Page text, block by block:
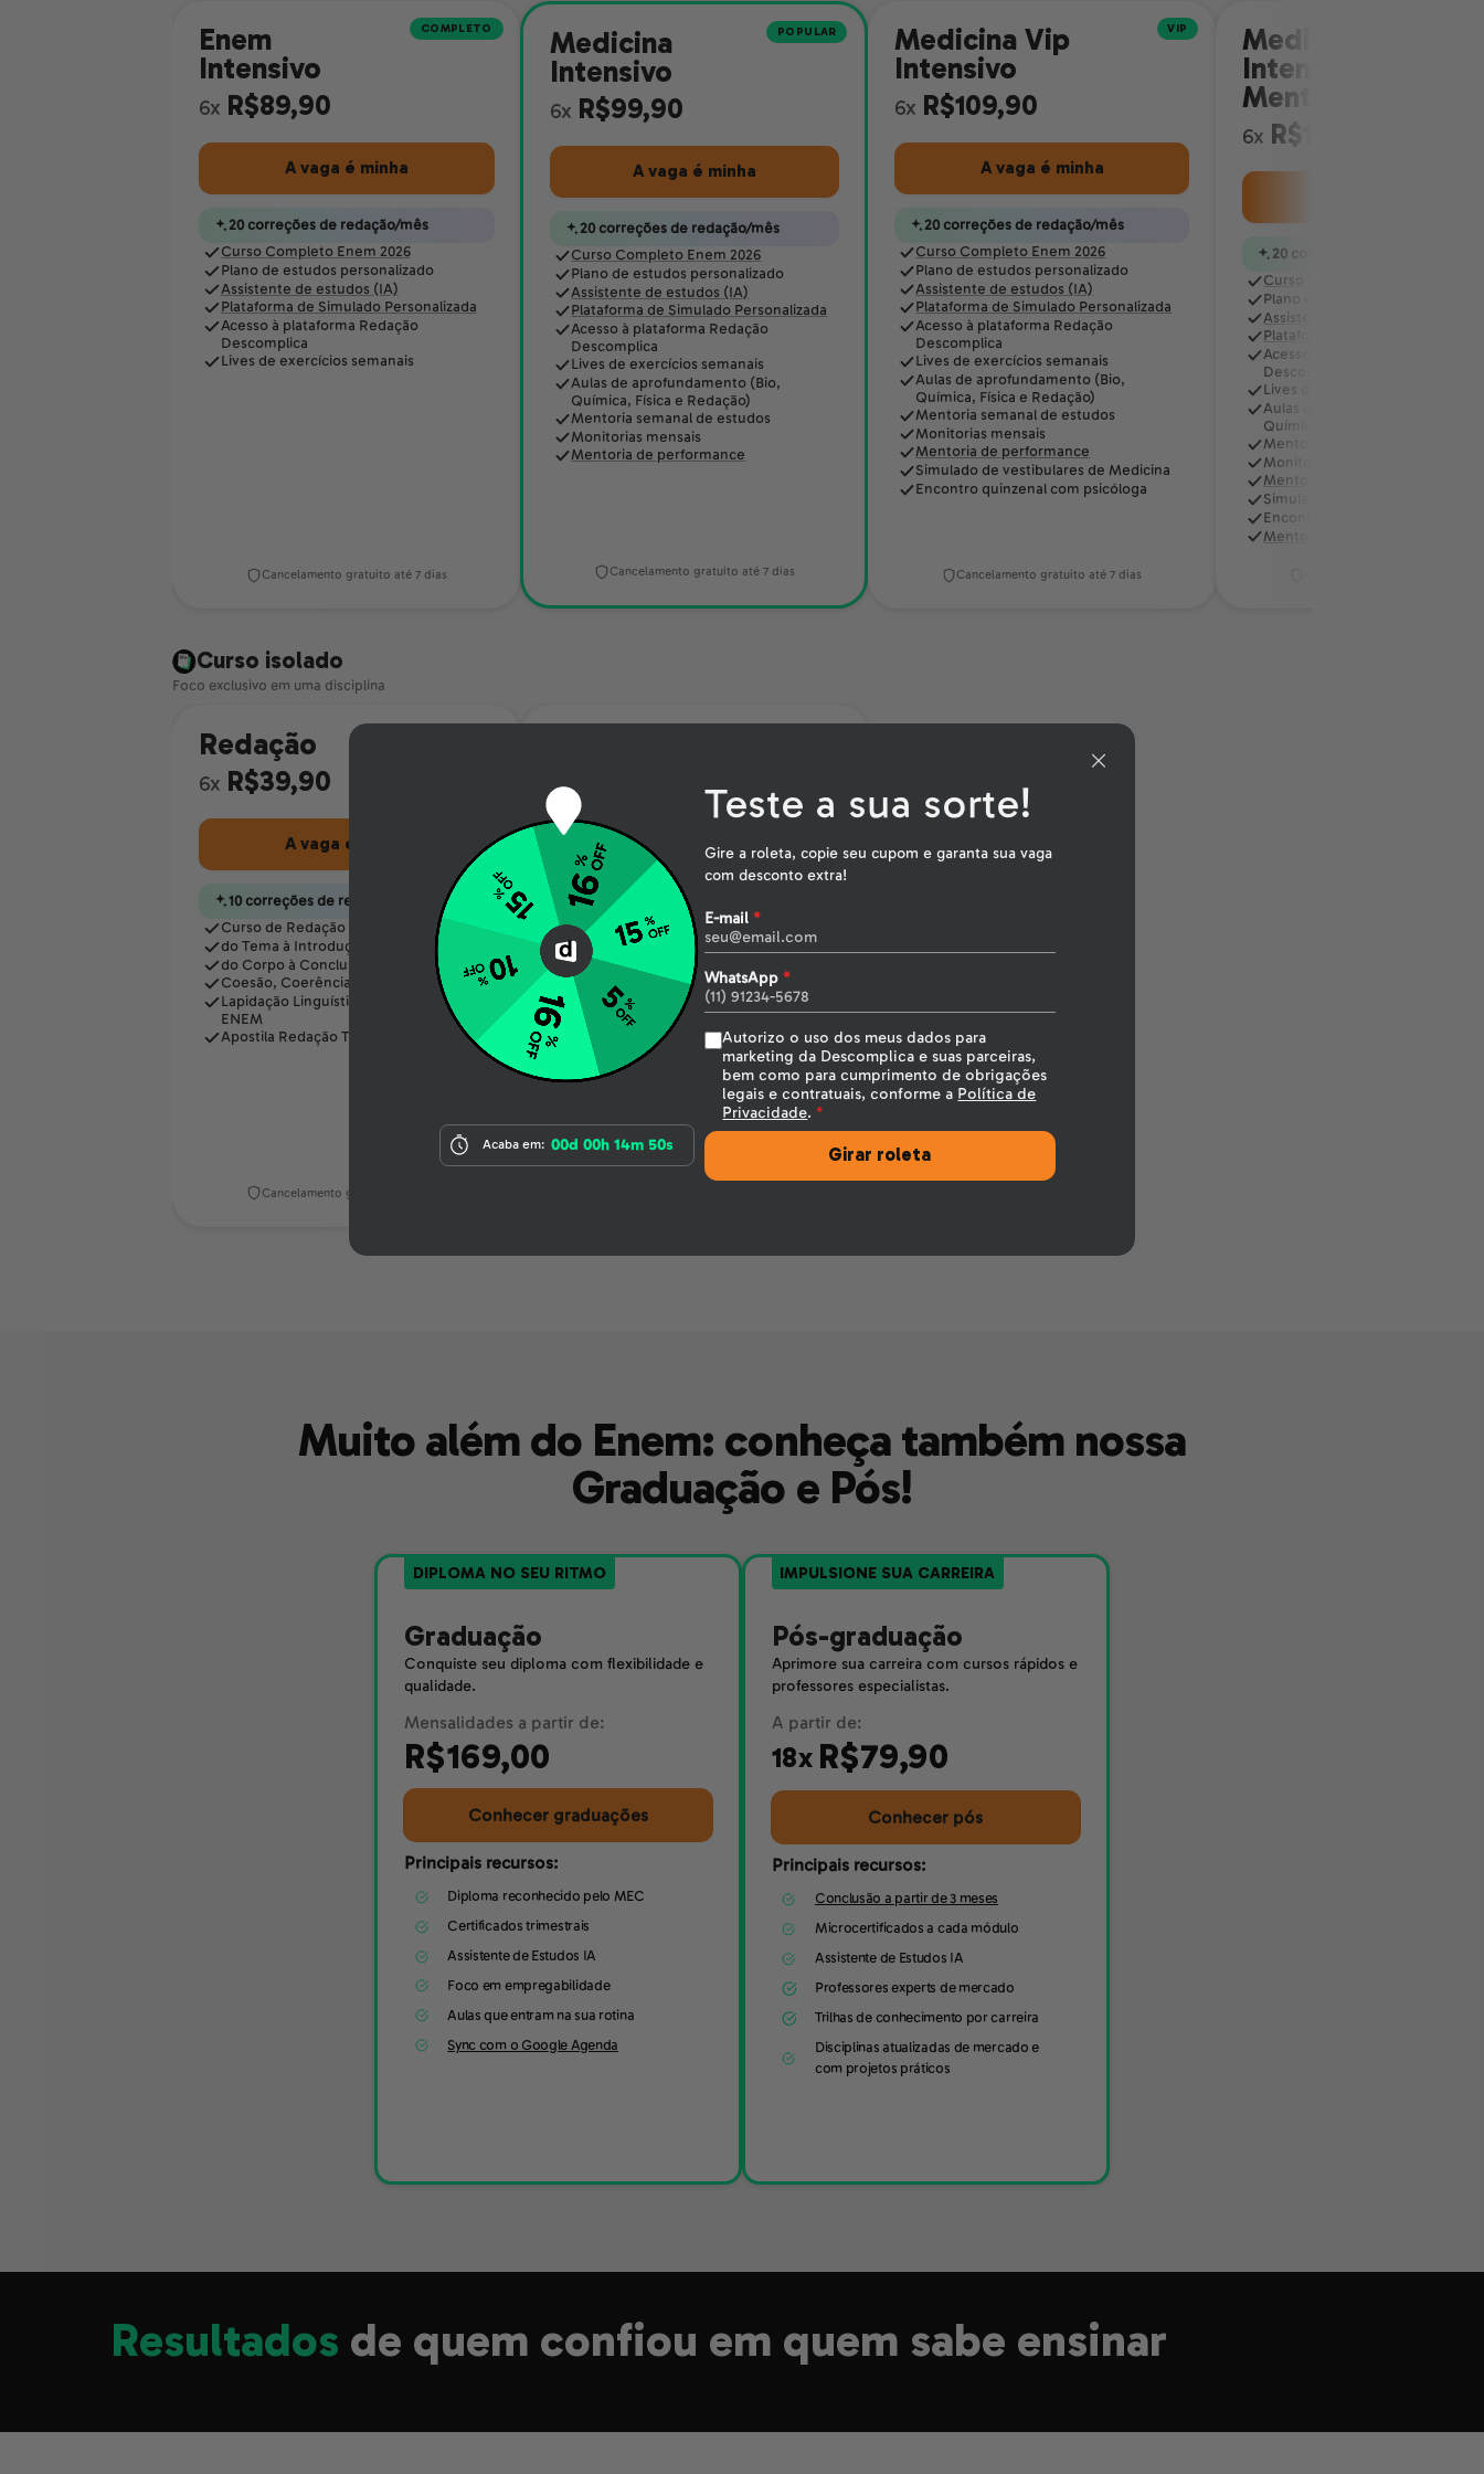
Acaba em: 00d 00h 14m 48s
Teste a sua sorte!
Gire a roleta, copie seu cupom e garanta sua vaga
com desconto extra!
E-mail *
WhatsApp *
Autorizo o uso dos meus dados para
marketing da Descomplica e suas parceiras,
bem como para cumprimento de obrigações
legais e contratuais, conforme a Política de
Privacidade. *
Girar roleta
COMPLETO
Enem
Intensivo
6x R$89,90
A vaga é minha
20 correções de redação/mês
Curso Completo Enem 2026
Plano de estudos personalizado
Assistente de estudos (IA)
Plataforma de Simulado Personalizada
Acesso à plataforma Redação
Descomplica
Lives de exercícios semanais
Cancelamento gratuito até 7 dias
POPULAR
Medicina
Intensivo
6x R$99,90
A vaga é minha
20 correções de redação/mês
Curso Completo Enem 2026
Plano de estudos personalizado
Assistente de estudos (IA)
Plataforma de Simulado Personalizada
Acesso à plataforma Redação
Descomplica
Lives de exercícios semanais
Aulas de aprofundamento (Bio,
Química, Física e Redação)
Mentoria semanal de estudos
Monitorias mensais
Mentoria de performance
Cancelamento gratuito até 7 dias
VIP
Medicina Vip
Intensivo
6x R$109,90
A vaga é minha
20 correções de redação/mês
Curso Completo Enem 2026
Plano de estudos personalizado
Assistente de estudos (IA)
Plataforma de Simulado Personalizada
Acesso à plataforma Redação
Descomplica
Lives de exercícios semanais
Aulas de aprofundamento (Bio,
Química, Física e Redação)
Mentoria semanal de estudos
Monitorias mensais
Mentoria de performance
Simulado de vestibulares de Medicina
Encontro quinzenal com psicóloga
Cancelamento gratuito até 7 dias
Medicina Vip
Intensivo +
Mentoria
6x R$119,90
20 correções de redação/mês
Curso Completo Enem 2026
Plano de estudos personalizado
Assistente de estudos (IA)
Plataforma de Simulado
Acesso à plataforma Redação
Descomplica
Lives de exercícios semanais
Aulas de aprofundamento (Bio,
Química, Física e Redação)
Mentoria semanal de estudos
Monitorias mensais
Mentoria de performance
Simulado de vestibulares de
Encontro quinzenal com
Mentoria semanal personalizada
Curso isolado
Foco exclusivo em uma disciplina
Redação
6x R$39,90
A vaga é minha
10 correções de redação por mês
Curso de Redação do zero
do Tema à Introdução
do Corpo à Conclusão
Coesão, Coerência & Dialética
Lapidação Linguística & Repertório
ENEM
Apostila Redação Todo Dia
Cancelamento gratuito até 7 dias
6x R$39,90
A vaga é minha
Plano de estudos especial em 4
semanas
Material de apoio com teoria +
exercícios em todas as aulas
Mentoria de resolução de exercícios
Simulado de matemática exclusivo
Assistente de estudos (IA)
Banco de aulas gravadas para revisar
Bônus: Apostila Matemática do Zero
(revisão dos conceitos básicos)
Muito além do Enem: conheça também nossa
Graduação e Pós!
DIPLOMA NO SEU RITMO
Graduação
Conquiste seu diploma com flexibilidade e
qualidade.
Mensalidades a partir de:
R$169,00
Conhecer graduações
Principais recursos:
Diploma reconhecido pelo MEC
Certificados trimestrais
Assistente de Estudos IA
Foco em empregabilidade
Aulas que entram na sua rotina
Sync com o Google Agenda
IMPULSIONE SUA CARREIRA
Pós-graduação
Aprimore sua carreira com cursos rápidos e
professores especialistas.
A partir de:
18x R$79,90
Conhecer pós
Principais recursos:
Conclusão a partir de 3 meses
Microcertificados a cada módulo
Assistente de Estudos IA
Professores experts de mercado
Trilhas de conhecimento por carreira
Disciplinas atualizadas de mercado e
com projetos práticos
Resultados de quem confiou em quem sabe ensinar